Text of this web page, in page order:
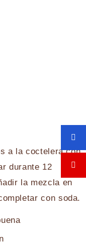
a la coctelera con
durante 12
la mezcla en
con soda.